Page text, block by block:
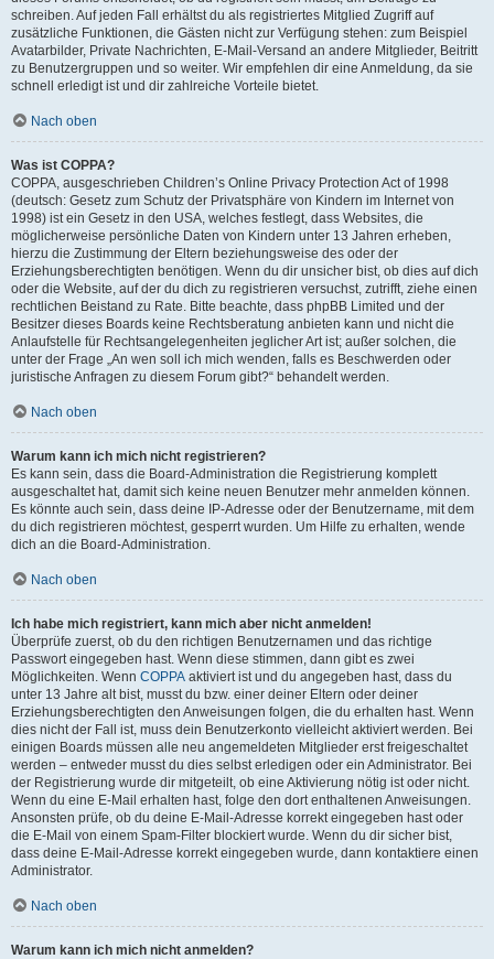
schreiben. Auf jeden Fall erhältst du als registriertes Mitglied Zugriff auf
zusätzliche Funktionen, die Gästen nicht zur Verfügung stehen: zum Beispiel
Avatarbilder, Private Nachrichten, E-Mail-Versand an andere Mitglieder, Beitritt
zu Benutzergruppen und so weiter. Wir empfehlen dir eine Anmeldung, da sie
schnell erledigt ist und dir zahlreiche Vorteile bietet.
Nach oben
Was ist COPPA?
COPPA, ausgeschrieben Children’s Online Privacy Protection Act of 1998
(deutsch: Gesetz zum Schutz der Privatsphäre von Kindern im Internet von
1998) ist ein Gesetz in den USA, welches festlegt, dass Websites, die
möglicherweise persönliche Daten von Kindern unter 13 Jahren erheben,
hierzu die Zustimmung der Eltern beziehungsweise des oder der
Erziehungsberechtigten benötigen. Wenn du dir unsicher bist, ob dies auf dich
oder die Website, auf der du dich zu registrieren versuchst, zutrifft, ziehe einen
rechtlichen Beistand zu Rate. Bitte beachte, dass phpBB Limited und der
Besitzer dieses Boards keine Rechtsberatung anbieten kann und nicht die
Anlaufstelle für Rechtsangelegenheiten jeglicher Art ist; außer solchen, die
unter der Frage „An wen soll ich mich wenden, falls es Beschwerden oder
juristische Anfragen zu diesem Forum gibt?“ behandelt werden.
Nach oben
Warum kann ich mich nicht registrieren?
Es kann sein, dass die Board-Administration die Registrierung komplett
ausgeschaltet hat, damit sich keine neuen Benutzer mehr anmelden können.
Es könnte auch sein, dass deine IP-Adresse oder der Benutzername, mit dem
du dich registrieren möchtest, gesperrt wurden. Um Hilfe zu erhalten, wende
dich an die Board-Administration.
Nach oben
Ich habe mich registriert, kann mich aber nicht anmelden!
Überprüfe zuerst, ob du den richtigen Benutzernamen und das richtige
Passwort eingegeben hast. Wenn diese stimmen, dann gibt es zwei
Möglichkeiten. Wenn COPPA aktiviert ist und du angegeben hast, dass du
unter 13 Jahre alt bist, musst du bzw. einer deiner Eltern oder deiner
Erziehungsberechtigten den Anweisungen folgen, die du erhalten hast. Wenn
dies nicht der Fall ist, muss dein Benutzerkonto vielleicht aktiviert werden. Bei
einigen Boards müssen alle neu angemeldeten Mitglieder erst freigeschaltet
werden – entweder musst du dies selbst erledigen oder ein Administrator. Bei
der Registrierung wurde dir mitgeteilt, ob eine Aktivierung nötig ist oder nicht.
Wenn du eine E-Mail erhalten hast, folge den dort enthaltenen Anweisungen.
Ansonsten prüfe, ob du deine E-Mail-Adresse korrekt eingegeben hast oder
die E-Mail von einem Spam-Filter blockiert wurde. Wenn du dir sicher bist,
dass deine E-Mail-Adresse korrekt eingegeben wurde, dann kontaktiere einen
Administrator.
Nach oben
Warum kann ich mich nicht anmelden?